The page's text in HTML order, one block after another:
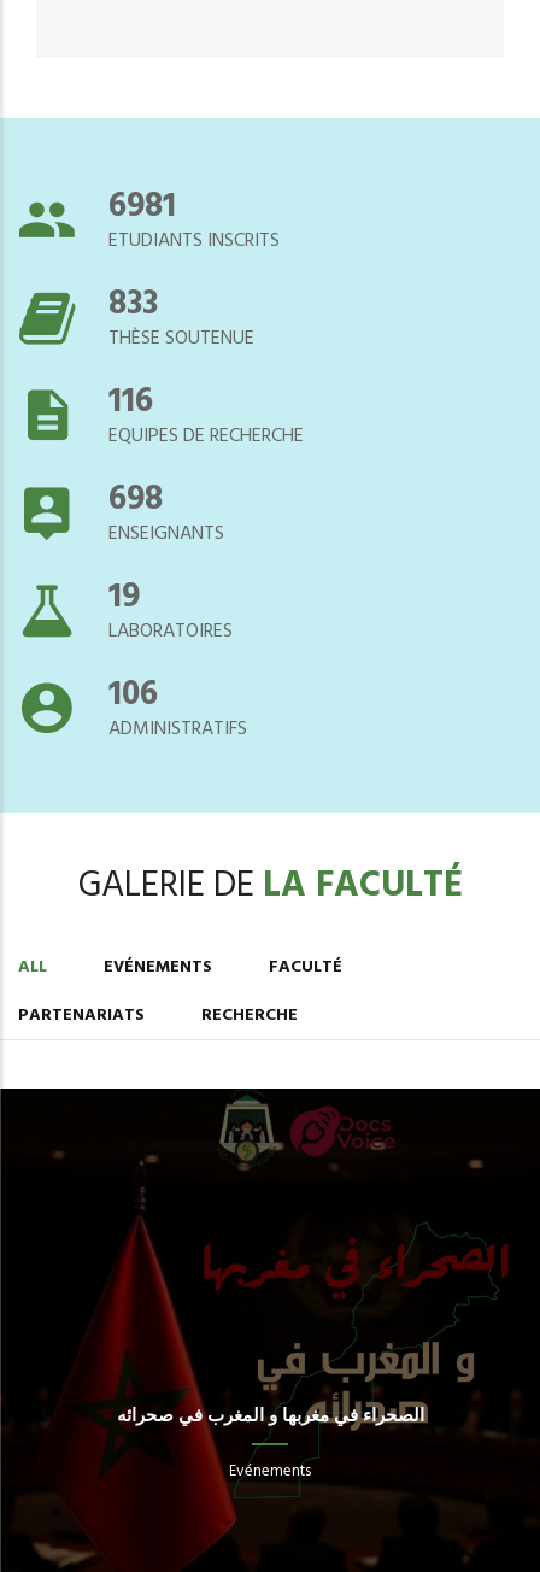
7544
ETUDIANTS INSCRITS
900
THÈSE SOUTENUE
125
EQUIPES DE RECHERCHE
754
ENSEIGNANTS
21
LABORATOIRES
118
ADMINISTRATIFS
GALERIE DE LA FACULTÉ
ALL EVÉNEMENTS
FACULTÉ
PARTENARIATS
RECHERCHE
الصحراء في مغربها و المغرب في صحرائه
Evénements